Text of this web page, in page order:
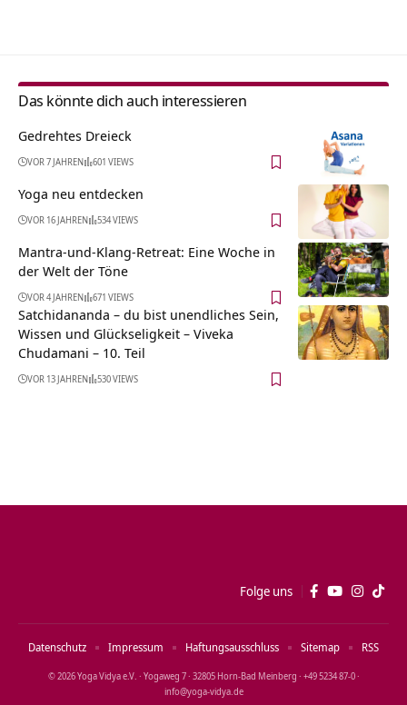
Das könnte dich auch interessieren
Gedrehtes Dreieck
VOR 7 JAHREN 601 VIEWS
Yoga neu entdecken
VOR 16 JAHREN 534 VIEWS
Mantra-und-Klang-Retreat: Eine Woche in
der Welt der Töne
VOR 4 JAHREN 671 VIEWS
Satchidananda – du bist unendliches Sein,
Wissen und Glückseligkeit – Viveka
Chudamani – 10. Teil
VOR 13 JAHREN 530 VIEWS
Folge uns
© 2026 Yoga Vidya e.V. · Yogaweg 7 · 32805 Horn‑Bad Meinberg · +49 5234 87‑0 ·
info@yoga‑vidya.de
Datenschutz Impressum Haftungsausschluss Sitemap RSS